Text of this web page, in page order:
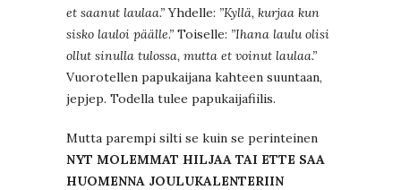
et saanut laulaa.”Yhdelle: ”Kyllä, kurjaa kun
sisko lauloi päälle.” Toiselle: ”Ihana laulu olisi
ollut sinulla tulossa, mutta et voinut laulaa.”
Vuorotellen papukaijana kahteen suuntaan,
jepjep. Todella tulee papukaijafiilis.
Mutta parempi silti se kuin se perinteinen
NYT MOLEMMAT HILJAA TAI ETTE SAA
HUOMENNA JOULUKALENTERIIN